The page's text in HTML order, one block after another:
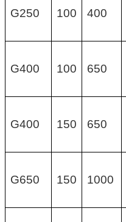
G250 100 400
G400 100 650
G400 150 650
G650 150 1000